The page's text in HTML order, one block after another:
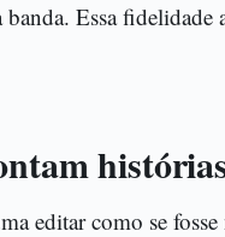
Essa
editar como se